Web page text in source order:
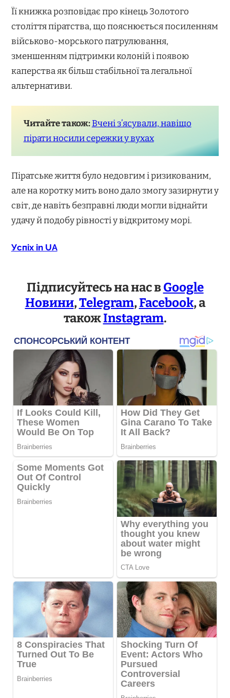
Її книжка розповідає про кінець Золотого
століття піратства, що пояснюється посиленням
військово-морського патрулювання,
зменшенням підтримки колоній і появою
каперства як більш стабільної та легальної
альтернативи.
Читайте також:Вчені з’ясували, навіщо
пірати носили сережки у вухах
Піратське життя було недовгим і ризикованим,
але на коротку мить воно дало змогу зазирнути у
світ, де навіть безправні люди могли віднайти
удачу й подобу рівності у відкритому морі.
Успіх in UA
Підписуйтесь на нас вGoogle
Новини,Telegram,Facebook, а
такожInstagram.